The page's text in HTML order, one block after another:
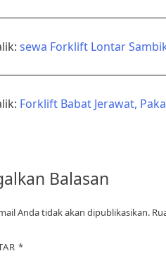
sewa Forklift Lontar
Forklift Babat Jerawat,
Balasan
Anda tidak akan dipublikasikan.
*